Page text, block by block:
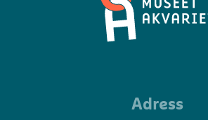
AkvarietAdress